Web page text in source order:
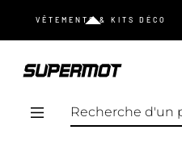
VÊTEMENTS & KITS DÉCO